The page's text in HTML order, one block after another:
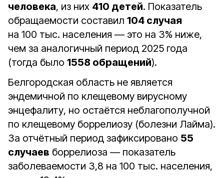
человека, из них 410 детей. Показатель
обращаемости составил 104 случая
на 100 тыс. населения — это на 3% ниже,
чем за аналогичный период 2025 года
(тогда было 1558 обращений).
Белгородская область не является
эндемичной по клещевому вирусному
энцефалиту, но остаётся неблагополучной
по клещевому боррелиозу (болезни Лайма).
За отчётный период зафиксировано 55
случаев боррелиоза — показатель
заболеваемости 3,8 на 100 тыс. населения,